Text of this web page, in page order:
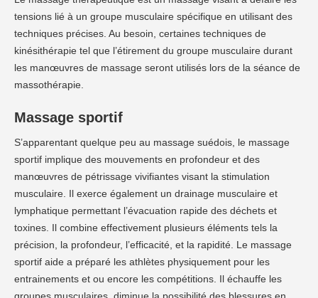
tensions lié à un groupe musculaire spécifique en utilisant des
techniques précises. Au besoin, certaines techniques de
kinésithérapie tel que l’étirement du groupe musculaire durant
les manœuvres de massage seront utilisés lors de la séance de
massothérapie.
Massage sportif
S’apparentant quelque peu au massage suédois, le massage
sportif implique des mouvements en profondeur et des
manœuvres de pétrissage vivifiantes visant la stimulation
musculaire. Il exerce également un drainage musculaire et
lymphatique permettant l’évacuation rapide des déchets et
toxines. Il combine effectivement plusieurs éléments tels la
précision, la profondeur, l’efficacité, et la rapidité. Le massage
sportif aide a préparé les athlètes physiquement pour les
entrainements et ou encore les compétitions. Il échauffe les
groupes musculaires, diminue la possibilité des blessures en